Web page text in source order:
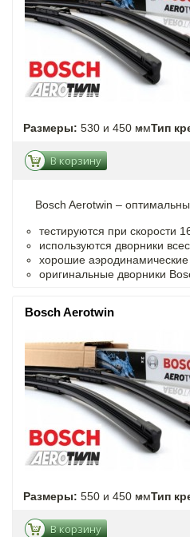
Размеры: 530 и 450 ммТип
В корзину
Bosch Aerotwin –
тестируются при скорости
используются дворники
хорошие аэродинамические
оригинальные дворники
Bosch Aerotwin
Размеры: 550 и 450 ммТип
В корзину